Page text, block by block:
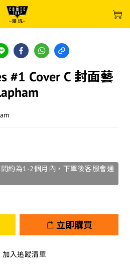
#1 Cover C 封面藝
約為1-2個月內，下單後客服會通
立即購買
加入追蹤清單